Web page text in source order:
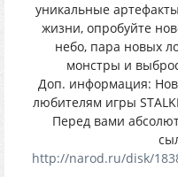
уникальные
жизни, опробуйте
небо, пара новых
монстры и
Доп. информация:
любителям игры
Перед вами
http://narod.ru/disk/